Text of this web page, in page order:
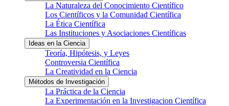
La Naturaleza del Conocimiento Científico
Los Científicos y la Comunidad Científica
La Ética Científica
Las Instituciones y Asociaciones Científicas
Ideas en la Ciencia
Teoría, Hipótesis, y Leyes
Controversia Científica
La Creatividad en la Ciencia
Métodos de Investigación
La Práctica de la Ciencia
La Experimentación en la Investigacion Científica